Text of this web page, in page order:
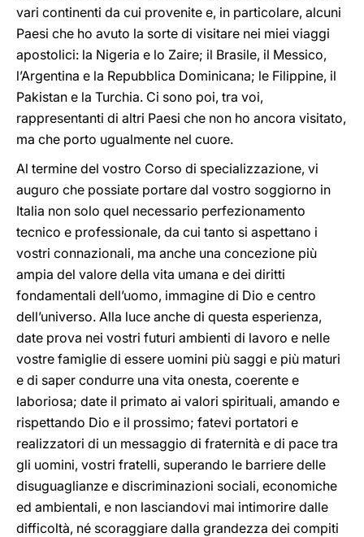
vari continenti da cui provenite e, in particolare, alcuni
Paesi che ho avuto la sorte di visitare nei miei viaggi
apostolici: la Nigeria e lo Zaire; il Brasile, il Messico,
l’Argentina e la Repubblica Dominicana; le Filippine, il
Pakistan e la Turchia. Ci sono poi, tra voi,
rappresentanti di altri Paesi che non ho ancora visitato,
ma che porto ugualmente nel cuore.
Al termine del vostro Corso di specializzazione, vi
auguro che possiate portare dal vostro soggiorno in
Italia non solo quel necessario perfezionamento
tecnico e professionale, da cui tanto si aspettano i
vostri connazionali, ma anche una concezione più
ampia del valore della vita umana e dei diritti
fondamentali dell’uomo, immagine di Dio e centro
dell’universo. Alla luce anche di questa esperienza,
date prova nei vostri futuri ambienti di lavoro e nelle
vostre famiglie di essere uomini più saggi e più maturi
e di saper condurre una vita onesta, coerente e
laboriosa; date il primato ai valori spirituali, amando e
rispettando Dio e il prossimo; fatevi portatori e
realizzatori di un messaggio di fraternità e di pace tra
gli uomini, vostri fratelli, superando le barriere delle
disuguaglianze e discriminazioni sociali, economiche
ed ambientali, e non lasciandovi mai intimorire dalle
difficoltà, né scoraggiare dalla grandezza dei compiti